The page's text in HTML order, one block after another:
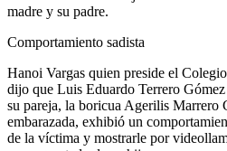
madre y su padre.
Comportamiento sadista
Hanoi Vargas quien preside el
dijo que Luis Eduardo Terrero
su pareja, la boricua Agerilis Marrero
embarazada, exhibió un
de la víctima y mostrarle por